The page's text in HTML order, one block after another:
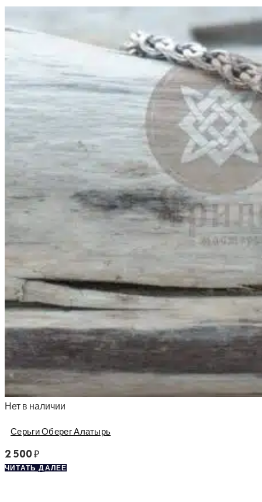
Нет в наличии
Серьги Оберег Алатырь
2 500₽
ЧИТАТЬ ДАЛЕЕ